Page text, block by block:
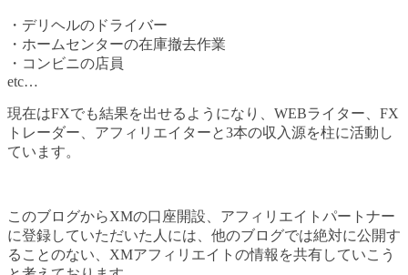
・デリヘルのドライバー
・ホームセンターの在庫撤去作業
・コンビニの店員
etc…
現在はFXでも結果を出せるようになり、WEBライター、FX
トレーダー、アフィリエイターと3本の収入源を柱に活動し
ています。
このブログからXMの口座開設、アフィリエイトパートナー
に登録していただいた人には、他のブログでは絶対に公開す
ることのない、XMアフィリエイトの情報を共有していこう